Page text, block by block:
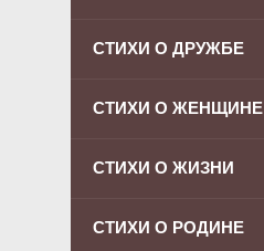
СТИХИ О ДРУЖБЕ
СТИХИ О ЖЕНЩИНЕ
СТИХИ О ЖИЗНИ
СТИХИ О РОДИНЕ